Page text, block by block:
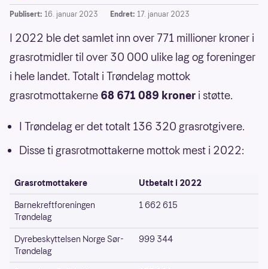
Publisert: 16. januar 2023 Endret: 17. januar 2023
I 2022 ble det samlet inn over 771 millioner kroner i
grasrotmidler til over 30 000 ulike lag og foreninger
i hele landet. Totalt i Trøndelag mottok
grasrotmottakerne 68 671 089 kroner i støtte.
I Trøndelag er det totalt 136 320 grasrotgivere.
Disse ti grasrotmottakerne mottok mest i 2022:
Grasrotmottakere
Utbetalt i 2022
Barnekreftforeningen
Trøndelag
1 662 615
Dyrebeskyttelsen Norge Sør-
Trøndelag
999 344